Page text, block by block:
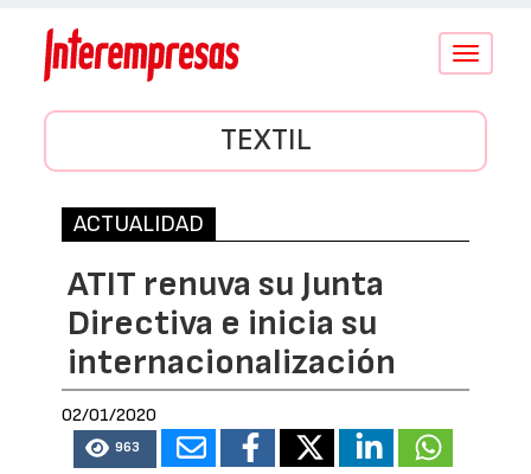
Conmutar
TEXTIL
ACTUALIDAD
ATIT renuva su Junta
Directiva e inicia su
internacionalización
02/01/2020
963